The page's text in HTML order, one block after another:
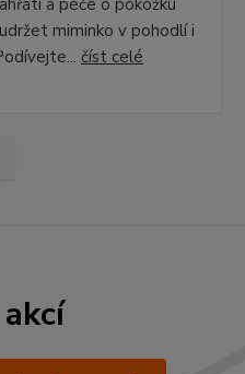
a péče o pokožku
miminko v pohodlí i
číst celé